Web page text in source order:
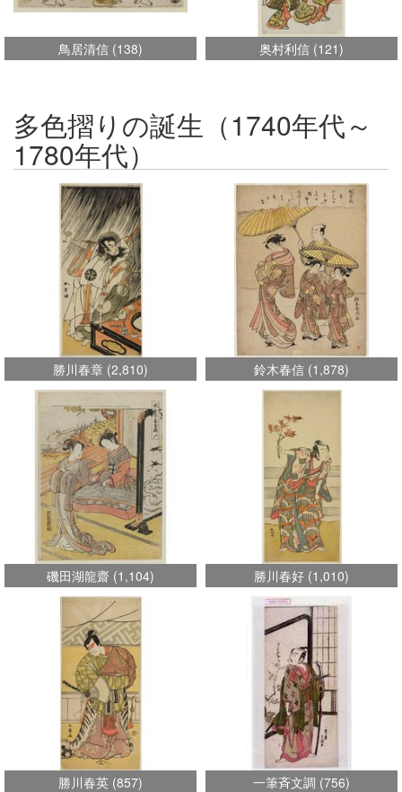
鳥居清信 (138) 奥村利信 (121)
多色摺りの誕生（1740年代～
1780年代）
勝川春章 (2,810) 鈴木春信 (1,878)
磯田湖龍齋 (1,104) 勝川春好 (1,010)
勝川春英 (857) 一筆斉文調 (756)